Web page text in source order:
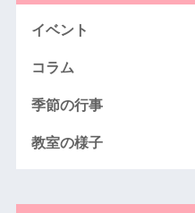
イベント
コラム
季節の行事
教室の様子